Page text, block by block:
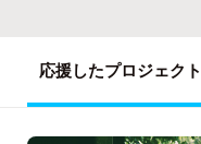
応援したプロジェクト